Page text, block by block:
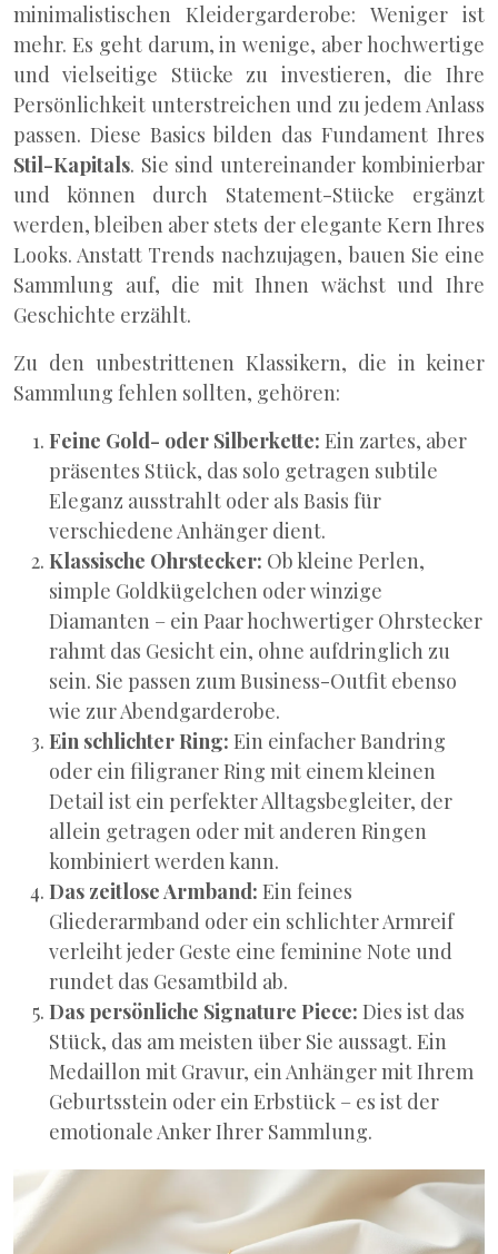
minimalistischen Kleidergarderobe: Weniger ist
mehr. Es geht darum, in wenige, aber hochwertige
und vielseitige Stücke zu investieren, die Ihre
Persönlichkeit unterstreichen und zu jedem Anlass
passen. Diese Basics bilden das Fundament Ihres
Stil-Kapitals. Sie sind untereinander kombinierbar
und können durch Statement-Stücke ergänzt
werden, bleiben aber stets der elegante Kern Ihres
Looks. Anstatt Trends nachzujagen, bauen Sie eine
Sammlung auf, die mit Ihnen wächst und Ihre
Geschichte erzählt.
Zu den unbestrittenen Klassikern, die in keiner
Sammlung fehlen sollten, gehören:
Feine Gold- oder Silberkette: Ein zartes, aber
präsentes Stück, das solo getragen subtile
Eleganz ausstrahlt oder als Basis für
verschiedene Anhänger dient.
Klassische Ohrstecker: Ob kleine Perlen,
simple Goldkügelchen oder winzige
Diamanten – ein Paar hochwertiger Ohrstecker
rahmt das Gesicht ein, ohne aufdringlich zu
sein. Sie passen zum Business-Outfit ebenso
wie zur Abendgarderobe.
Ein schlichter Ring: Ein einfacher Bandring
oder ein filigraner Ring mit einem kleinen
Detail ist ein perfekter Alltagsbegleiter, der
allein getragen oder mit anderen Ringen
kombiniert werden kann.
Das zeitlose Armband: Ein feines
Gliederarmband oder ein schlichter Armreif
verleiht jeder Geste eine feminine Note und
rundet das Gesamtbild ab.
Das persönliche Signature Piece: Dies ist das
Stück, das am meisten über Sie aussagt. Ein
Medaillon mit Gravur, ein Anhänger mit Ihrem
Geburtsstein oder ein Erbstück – es ist der
emotionale Anker Ihrer Sammlung.